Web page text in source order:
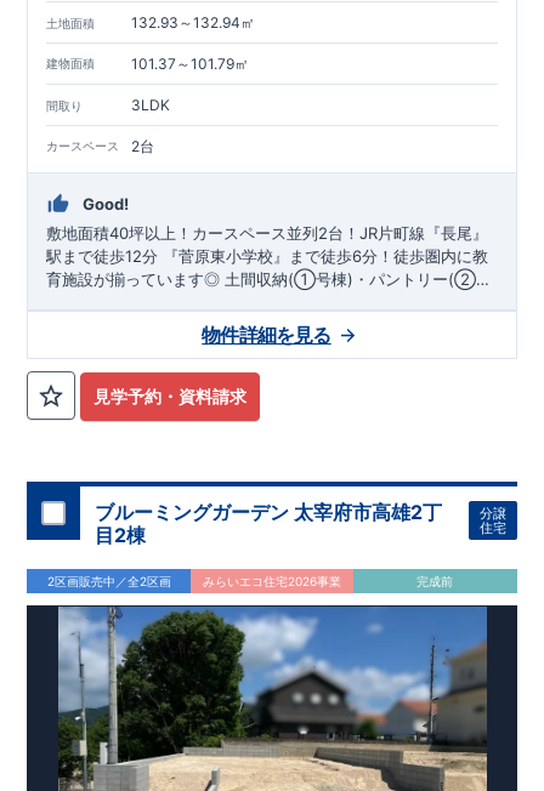
土地面積 132.93～132.94㎡
建物面積 101.37～101.79㎡
間取り 3LDK
カースペース 2台
Good!
敷地面積40坪以上！カースペース並列2台！JR片町線『長尾』
駅まで徒歩12分 『菅原東小学校』まで徒歩6分！徒歩圏内に教
育施設が揃っています◎ 土間収納(①号棟)・パントリー(②号
見学予約・資料請求
物件詳細を見る
ブルーミングガーデン 太宰府市高雄2丁
目2棟
分譲
住宅
2区画販売中／全2区画 みらいエコ住宅2026事業 完成前